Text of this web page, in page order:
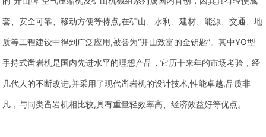
套、安全可靠、移动方便等特点,在矿山、水利、建材、能源、交通、地
质等工程建设中得到广泛应用,被誉为“开山致富的金钥匙”。其中YO型
手持式凿岩机是国内先进水平的理想产品，它历十来年的市场考验，经
几代人的不断改进,并采用了现代凿岩机的设计技术,性能卓越,品质非
凡，与同类凿岩机相比较,具有重量轻效率高、经济效益好等优点。